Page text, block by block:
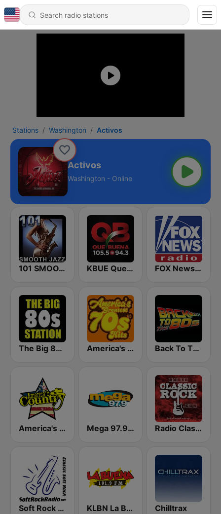
Stations Washington Activos
Activos
Washington - Online
101 SMOOTH JAZZ KBUE Que Buena 105.5 / 94.3 FM (US Only) FOX News Radio
The Big 80s Station America's Greatest 70s Hits Back To The 80's Radio
America's Country Mega 97.9 FM Radio Classic Rock
Soft Rock Radio KLBN La Buena 101.9 FM Chilltrax